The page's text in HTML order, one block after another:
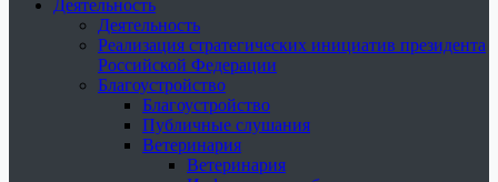
Деятельность
Деятельность
Реализация стратегических инициатив президента
Российской Федерации
Благоустройство
Благоустройство
Публичные слушания
Ветеринария
Ветеринария